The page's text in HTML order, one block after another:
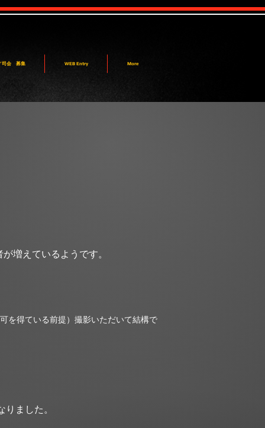
司会 募集 WEB Entry More
増えているようです。
を得ている前提）撮影いただいて結構で
ました。